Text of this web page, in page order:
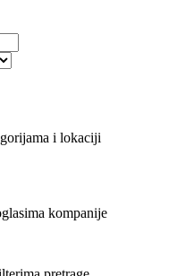
i lokaciji
kompanije